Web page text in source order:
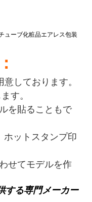
しております。
す。
を貼ることもで
ホットスタンプ印
せてモデルを作
する専門メーカー